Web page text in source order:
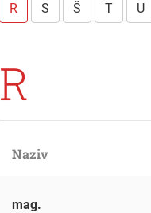
R S Š T U
R
Naziv
mag.